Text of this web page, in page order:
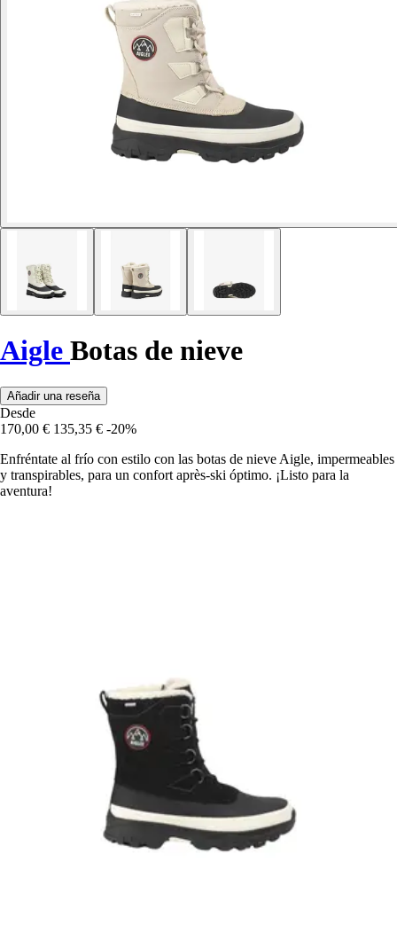
Aigle Botas de nieve
Añadir una reseña
Desde
170,00 € 135,35 € -20%
Enfréntate al frío con estilo con las botas de nieve Aigle, impermeables
y transpirables, para un confort après-ski óptimo. ¡Listo para la
aventura!